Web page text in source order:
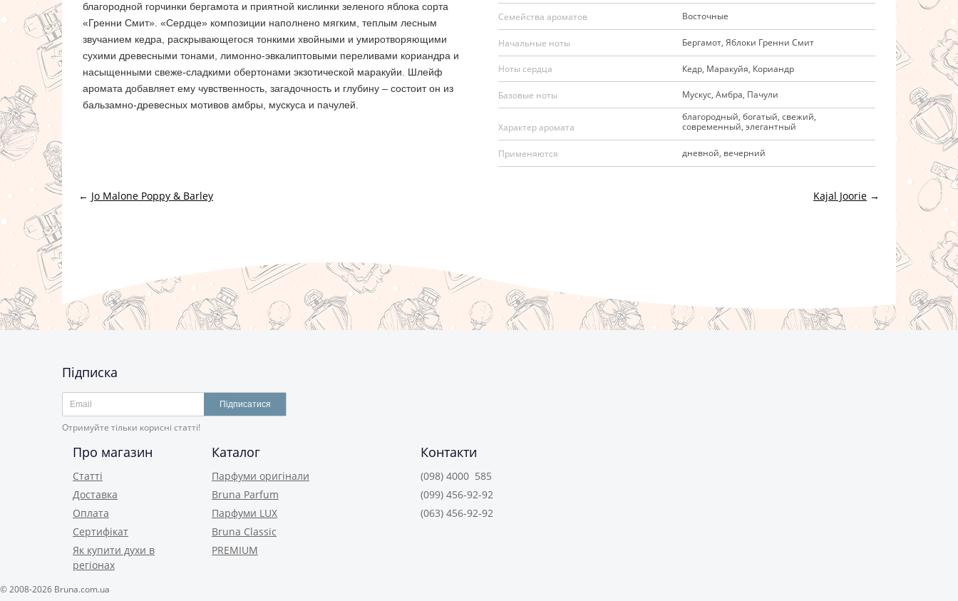
благородной горчинки бергамота и приятной кислинки зеленого яблока сорта
«Гренни Смит». «Сердце» композиции наполнено мягким, теплым лесным
звучанием кедра, раскрывающегося тонкими хвойными и умиротворяющими
сухими древесными тонами, лимонно-эвкалиптовыми переливами кориандра и
насыщенными свеже-сладкими обертонами экзотической маракуйи. Шлейф
аромата добавляет ему чувственность, загадочность и глубину – состоит он из
бальзамно-древесных мотивов амбры, мускуса и пачулей.
Семейства ароматов Восточные
Начальные ноты Бергамот, Яблоки Гренни Смит
Ноты сердца Кедр, Маракуйя, Кориандр
Базовые ноты Мускус, Амбра, Пачули
Характер аромата
благородный, богатый, свежий,
современный, элегантный
Применяются дневной, вечерний
← Jo Malone Poppy & Barley Kajal Joorie →
Підписка
Підписатися
Отримуйте тільки корисні статті!
Про магазин
Статті
Доставка
Оплата
Сертифікат
Як купити духи в
регіонах
Каталог
Парфуми оригінали
Bruna Parfum
Парфуми LUX
Bruna Classic
PREMIUM
Контакти
(098) 4000 585
(099) 456-92-92
(063) 456-92-92
© 2008-2026 Bruna.com.ua